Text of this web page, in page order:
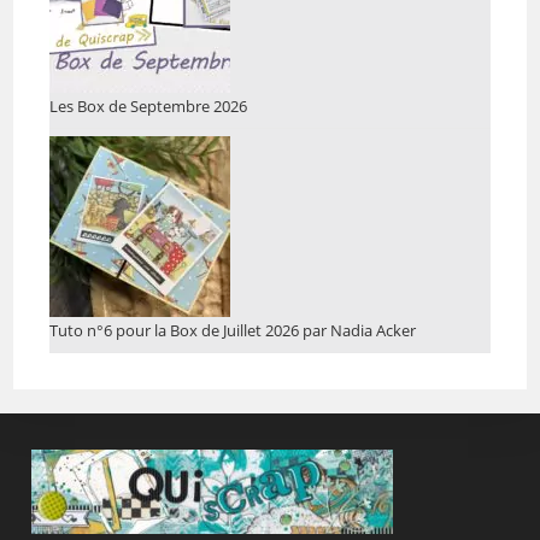
Les Box de Septembre 2026
Tuto n°6 pour la Box de Juillet 2026 par Nadia Acker